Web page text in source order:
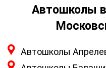
Автошколы в
Автошколы